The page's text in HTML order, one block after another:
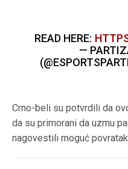
READ HERE:
—
Crno-beli su potvrdili da
da su primorani da uzmu
nagovestili moguć